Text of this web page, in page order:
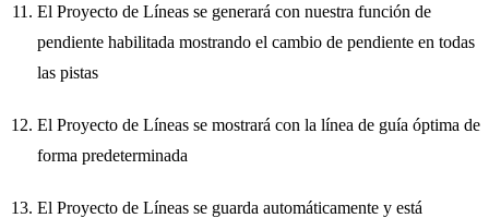
El Proyecto de Líneas se generará con nuestra función de
pendiente habilitada mostrando el cambio de pendiente en todas
las pistas
El Proyecto de Líneas se mostrará con la línea de guía óptima de
forma predeterminada
El Proyecto de Líneas se guarda automáticamente y está